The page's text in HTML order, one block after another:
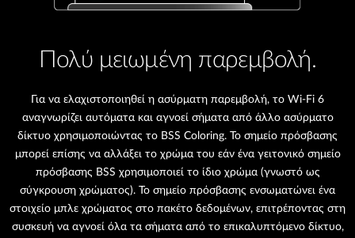
Πολύ μειωμένη παρεμβολή.
Για να ελαχιστοποιηθεί η ασύρματη παρεμβολή, το Wi-Fi 6
αναγνωρίζει αυτόματα και αγνοεί σήματα από άλλο ασύρματο
δίκτυο χρησιμοποιώντας το BSS Coloring. Το σημείο πρόσβασης
μπορεί επίσης να αλλάξει το χρώμα του εάν ένα γειτονικό σημείο
πρόσβασης BSS χρησιμοποιεί το ίδιο χρώμα (γνωστό ως
σύγκρουση χρώματος). Το σημείο πρόσβασης ενσωματώνει ένα
στοιχείο μπλε χρώματος στο πακέτο δεδομένων, επιτρέποντας στη
συσκευή να αγνοεί όλα τα σήματα από το επικαλυπτόμενο δίκτυο,